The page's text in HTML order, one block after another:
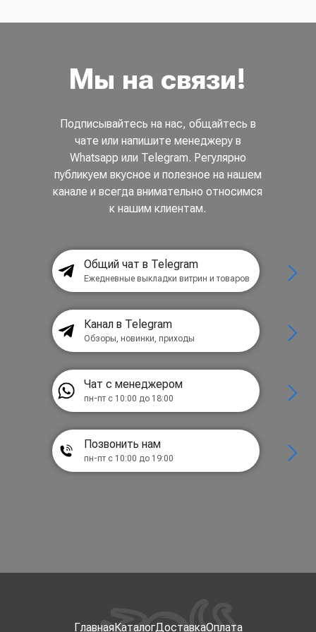
Мы на связи!
Подписывайтесь на нас, общайтесь в
чате или напишите менеджеру в
Whatsapp или Telegram. Регулярно
публикуем вкусное и полезное на нашем
канале и всегда внимательно относимся
к нашим клиентам.
Общий чат в Telegram
Ежедневные выкладки витрин и товаров
Канал в Telegram
Обзоры, новинки, приходы
Чат с менеджером
пн-пт с 10:00 до 18:00
Позвонить нам
пн-пт с 10:00 до 19:00
ГлавнаяКаталогДоставкаОплата